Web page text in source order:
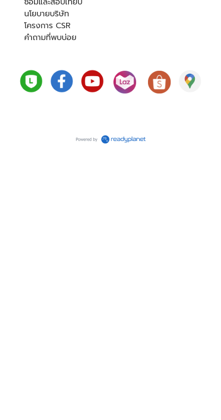
นโยบายบริษัท
โครงการ CSR
คำถามที่พบบ่อย